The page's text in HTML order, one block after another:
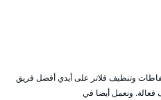
وتنظيف فلاتر على أيدي أفضل فريق
فعالة. ونعمل أيضا في